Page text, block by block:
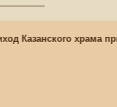
Казанского храма